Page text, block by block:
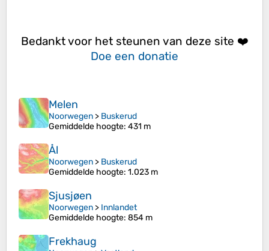
Bedankt voor het steunen van deze site ❤️
Doe een donatie
Melen
Noorwegen > Buskerud
Gemiddelde hoogte: 431 m
Ål
Noorwegen > Buskerud
Gemiddelde hoogte: 1.023 m
Sjusjøen
Noorwegen > Innlandet
Gemiddelde hoogte: 854 m
Frekhaug